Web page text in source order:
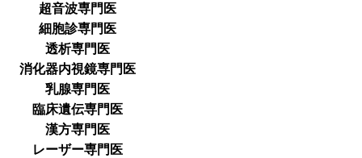
超音波専門医
細胞診専門医
透析専門医
消化器内視鏡専門医
乳腺専門医
臨床遺伝専門医
漢方専門医
レーザー専門医